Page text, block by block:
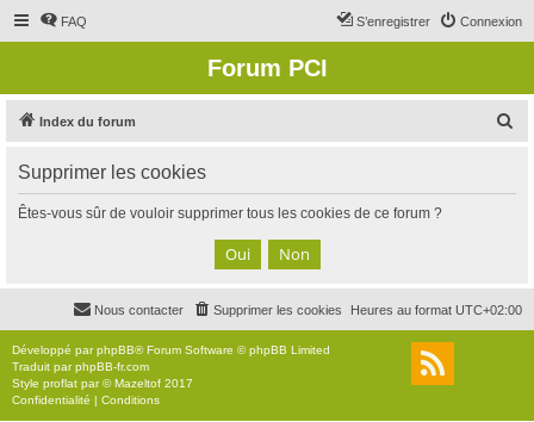
FAQ Connexion
S’enregistrer
Forum PCI
Index du forum
c
Supprimer les cookies
Êtes-vous sûr de vouloir supprimer tous les cookies de ce forum ?
Heures au format UTC+02:00
Supprimer les cookies
Nous contacter
Développé parphpBB® Forum Software © phpBB Limited
Traduit parphpBB-fr.com
Style proflat par ©Mazeltof 2017
Confidentialité | Conditions